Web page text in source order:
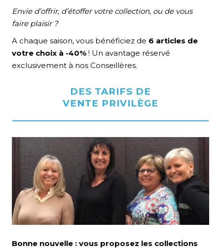
Envie d’offrir, d’étoffer votre collection, ou de vous
faire plaisir ?
A chaque saison, vous bénéficiez de 6 articles de
votre choix à -40% ! Un avantage réservé
exclusivement à nos Conseillères.
DES TARIFS DE
VENTE PRIVILÈGE
Bonne nouvelle : vous proposez les collections